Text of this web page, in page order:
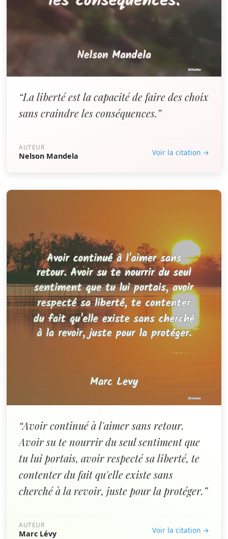
“La liberté est la capacité de faire des choix
sans craindre les conséquences.”
AUTEUR
Nelson Mandela Voir la citation →
“Avoir continué à l'aimer sans retour.
Avoir su te nourrir du seul sentiment que
tu lui portais, avoir respecté sa liberté, te
contenter du fait qu'elle existe sans
cherché à la revoir, juste pour la protéger.”
AUTEUR
Marc Lévy Voir la citation →